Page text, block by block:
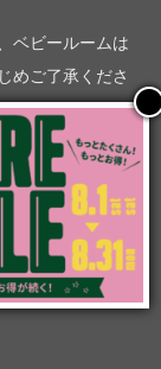
ベビールームは
めご了承くださ
Reserved.